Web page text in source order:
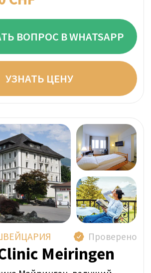
доверять
представляет собой
корпораций
высоким уровнем
для восстановления в
приватности.
для Вас
лечение
решение обратиться в
После этого важно
соответствует